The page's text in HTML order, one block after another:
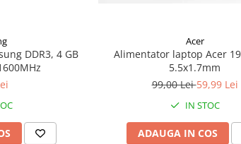
DDR3, 4 GB
Acer
Alimentator laptop Acer
5.5x1.7mm
99,00 Lei59,99 Lei
IN STOC
ADAUGA IN COS